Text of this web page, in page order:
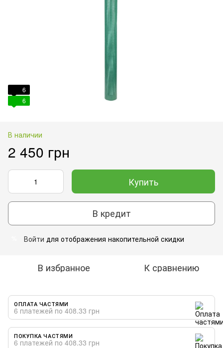
6
6
В наличии
2 450 грн
Купить
В кредит
Войти для отображения накопительной скидки
В избранное К сравнению
ОПЛАТА ЧАСТЯМИ
6 платежей по 408.33 грн
ПОКУПКА ЧАСТЯМИ
6 платежей по 408.33 грн